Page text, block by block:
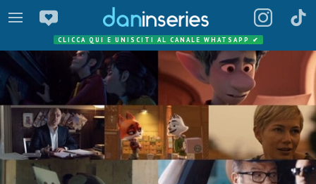
CLICCA QUI E UNISCITI AL CANALE WHATSAPP ✔